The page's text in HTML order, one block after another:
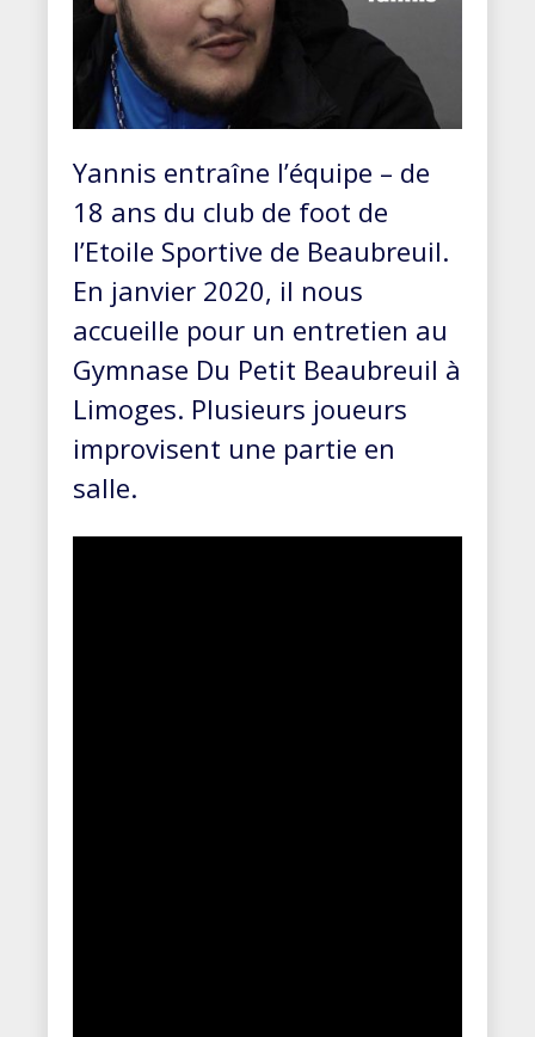
Yannis entraîne l’équipe – de
18 ans du club de foot de
l’Etoile Sportive de Beaubreuil.
En janvier 2020, il nous
accueille pour un entretien au
Gymnase Du Petit Beaubreuil à
Limoges. Plusieurs joueurs
improvisent une partie en
salle.